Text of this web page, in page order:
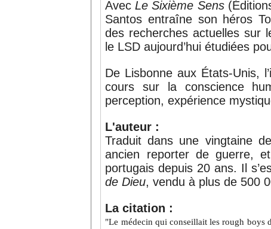
AvecLe Sixième Sens
Santos entraîne son héros
des recherches actuelles sur
le LSD aujourd’hui étudiées
De Lisbonne aux États-Unis,
cours sur la conscience
perception, expérience
L'auteur :
Traduit dans une vingtaine
ancien reporter de guerre,
portugais depuis 20 ans. Il
de Dieu, vendu à plus de 500
La citation :
"Le médecin qui conseillait les rough boys